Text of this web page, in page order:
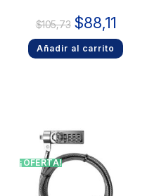
$105,73 $88,11
Añadir al carrito
¡OFERTA!